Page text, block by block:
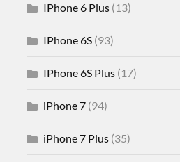
IPhone 6 Plus (13)
IPhone 6S (93)
IPhone 6S Plus (17)
iPhone 7 (94)
iPhone 7 Plus (35)